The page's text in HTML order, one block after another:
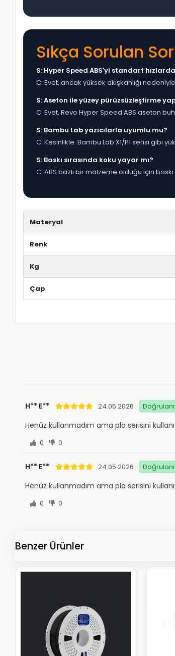
Sıkça Sorulan
S: Hyper Speed ABS'yi standart
C: Evet, ancak yüksek akışkanlığı
S: Aseton ile yüzey pürüzsüzleştirme
C: Evet, Revo Hyper Speed ABS aseton
S: Bambu Lab yazıcılarla uyumlu mu?
C: Kesinlikle. Bambu Lab X1/P1 serisi gibi
S: Baskı sırasında koku yayar mı?
C: ABS bazlı bir malzeme olduğu için
Materyal
Renk
Kg
Çap
H** E** 24.05.2026
Henüz kullanmadım ama pla serisini
0 0
H** E** 24.05.2026
Henüz kullanmadım ama pla serisini
0 0
Benzer Ürünler